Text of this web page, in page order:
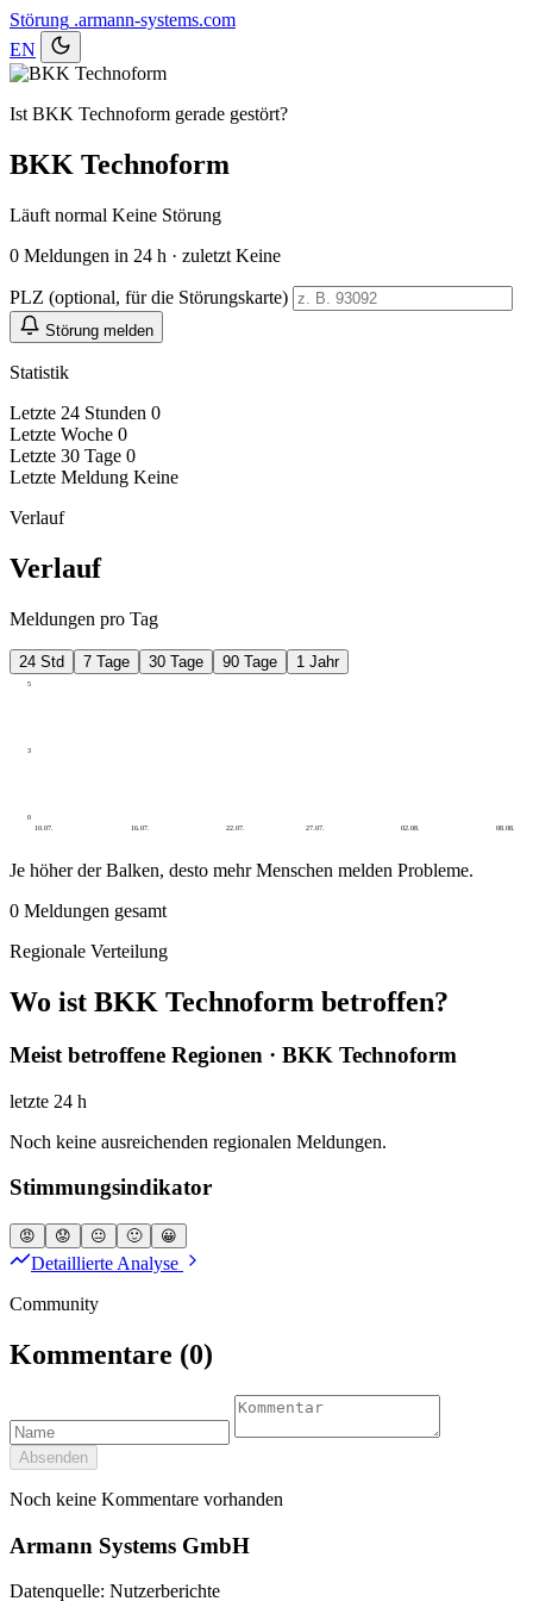
Störung .armann-systems.com
EN
Ist BKK Technoform gerade gestört?
BKK Technoform
Läuft normal Keine Störung
0 Meldungen in 24 h · zuletzt Keine
PLZ (optional, für die Störungskarte)
Störung melden
Statistik
Letzte 24 Stunden 0
Letzte Woche 0
Letzte 30 Tage 0
Letzte Meldung Keine
Verlauf
Verlauf
Meldungen pro Tag
24 Std 7 Tage 30 Tage 90 Tage 1 Jahr
0
3
5
10.07. 16.07. 22.07. 27.07. 02.08. 08.08.
Je höher der Balken, desto mehr Menschen melden Probleme.
0 Meldungen gesamt
Regionale Verteilung
Wo ist BKK Technoform betroffen?
Meist betroffene Regionen · BKK Technoform
letzte 24 h
Noch keine ausreichenden regionalen Meldungen.
Stimmungsindikator
😡 😟 😐 🙂 😀
Detaillierte Analyse
Community
Kommentare (0)
Absenden
Noch keine Kommentare vorhanden
Armann Systems GmbH
Datenquelle: Nutzerberichte